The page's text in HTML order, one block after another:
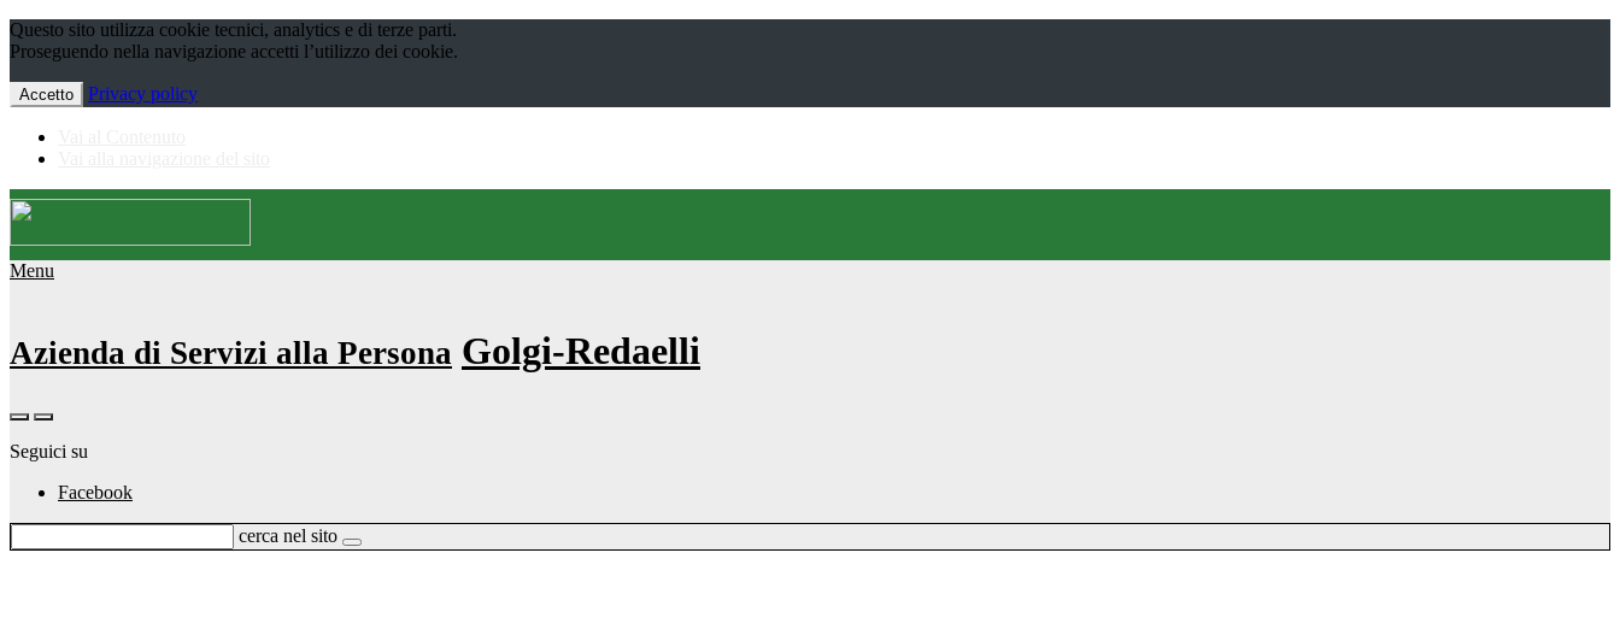
Questo sito utilizza cookie tecnici, analytics e di terze parti.
Proseguendo nella navigazione accetti l’utilizzo dei cookie.
Accetto Privacy policy
Menu
Azienda di Servizi alla Persona Golgi-Redaelli
Seguici su
Facebook
cerca nel sito